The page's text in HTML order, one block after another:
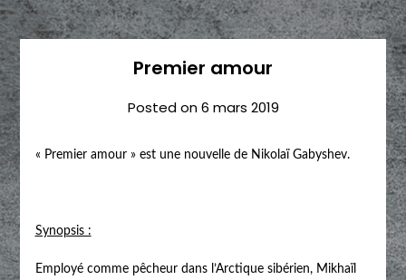
Premier amour
Posted on6 mars 2019
« Premier amour » est une nouvelle de Nikolaï Gabyshev.
Synopsis :
Employé comme pêcheur dans l’Arctique sibérien, Mikhaïl